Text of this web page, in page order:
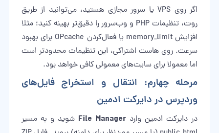
اگر روی VPS یا سرور مجازی هستید، می‌توانید از طریق
روت، تنظیمات PHP و وب‌سرور را دقیق‌تر بهینه کنید؛ مثلا
افزایش memory_limit یا فعال‌کردن OPcache برای بهبود
سرعت. روی هاست اشتراکی، این تنظیمات محدودتر است
اما معمولا برای سایت‌های معمولی کافی خواهد بود.
مرحله چهارم: انتقال و استخراج فایل‌های
وردپرس در دایرکت ادمین
در دایرکت ادمین وارد File Manager شوید و به مسیر